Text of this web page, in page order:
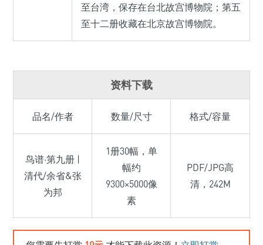
至台湾，保存在台北故宫博物院；第五
至十二册收藏在北京故宫博物院。
资料下载
品名/作者 数量/尺寸 格式/容量
鸟谱·第九册 |
清代/余省&张
为邦
1册30幅，单
幅约
9300×5000像
素
PDF/JPG高
清，242M